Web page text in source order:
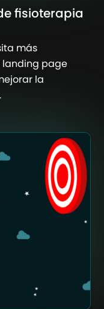
fisioterapia
más
landing page
la